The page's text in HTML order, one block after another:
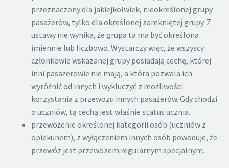
przeznaczony dla jakiejkolwiek, nieokreślonej grupy
pasażerów, tylko dla określonej zamkniętej grupy. Z
ustawy nie wynika, że grupa ta ma być określona
imiennie lub liczbowo. Wystarczy więc, że wszyscy
członkowie wskazanej grupy posiadają cechę, której
inni pasażerowie nie mają, a która pozwala ich
wyróżnić od innych i wykluczyć z możliwości
korzystania z przewozu innych pasażerów. Gdy chodzi
o uczniów, tą cechą jest właśnie status ucznia.
przewożenie określonej kategorii osób (uczniów z
opiekunem), z wyłączeniem innych osób powoduje, że
przewóz jest przewozem regularnym specjalnym.